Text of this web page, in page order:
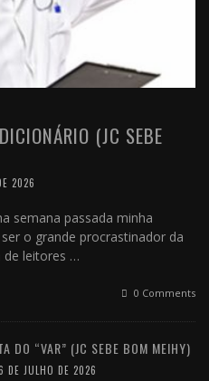
(JC SEBE
2026
semana passada minha
o grande procrastinador da
de leitores …
0 Comments
DO “VAR” (JC SEBE BOM MEIHY)
DE JULHO DE 2026